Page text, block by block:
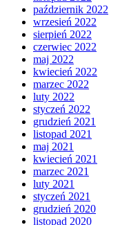
październik 2022
wrzesień 2022
sierpień 2022
czerwiec 2022
maj 2022
kwiecień 2022
marzec 2022
luty 2022
styczeń 2022
grudzień 2021
listopad 2021
maj 2021
kwiecień 2021
marzec 2021
luty 2021
styczeń 2021
grudzień 2020
listopad 2020